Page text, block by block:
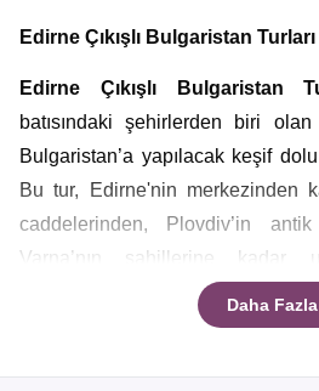
Edirne Çıkışlı Bulgaristan Turları
Edirne Çıkışlı Bulgaristan
batısındaki şehirlerden biri
Bulgaristan’a yapılacak keşif
Bu tur, Edirne'nin merkezinden
caddelerinden, Plovdiv’in antik
Varna’nın sahillerine kadar
Daha Fazla